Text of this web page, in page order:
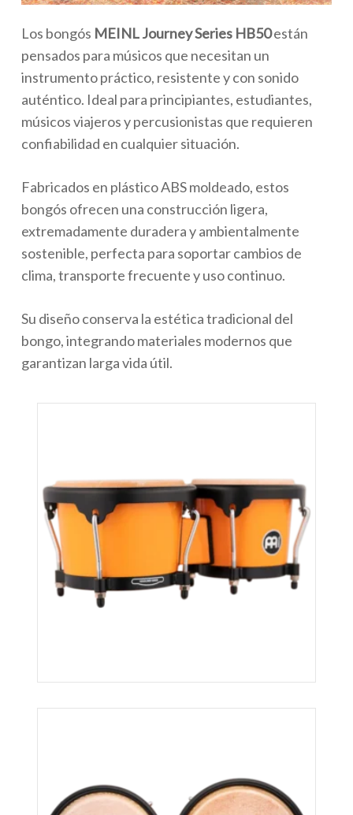
Los bongós MEINL Journey Series HB50están
pensados para músicos que necesitan un
instrumento práctico, resistente y con sonido
auténtico. Ideal para principiantes, estudiantes,
músicos viajeros y percusionistas que requieren
confiabilidad en cualquier situación.
Fabricados en plástico ABS moldeado, estos
bongós ofrecen una construcción ligera,
extremadamente duradera y ambientalmente
sostenible, perfecta para soportar cambios de
clima, transporte frecuente y uso continuo.
Su diseño conserva la estética tradicional del
bongo, integrando materiales modernos que
garantizan larga vida útil.